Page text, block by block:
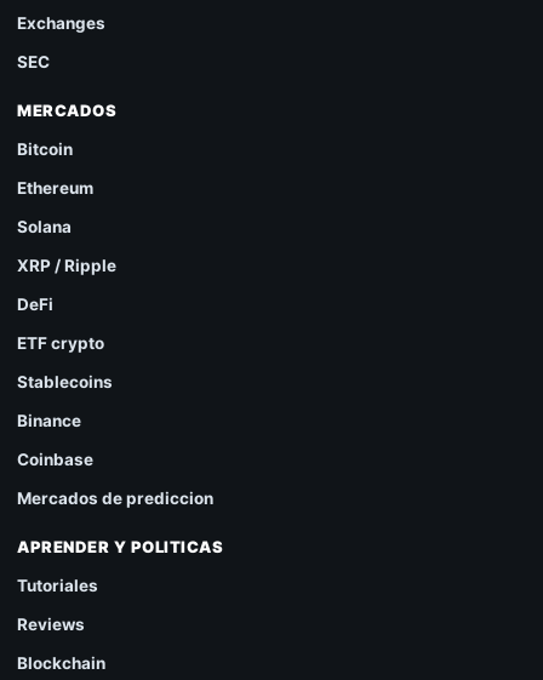
Exchanges
SEC
MERCADOS
Bitcoin
Ethereum
Solana
XRP / Ripple
DeFi
ETF crypto
Stablecoins
Binance
Coinbase
Mercados de prediccion
APRENDER Y POLITICAS
Tutoriales
Reviews
Blockchain